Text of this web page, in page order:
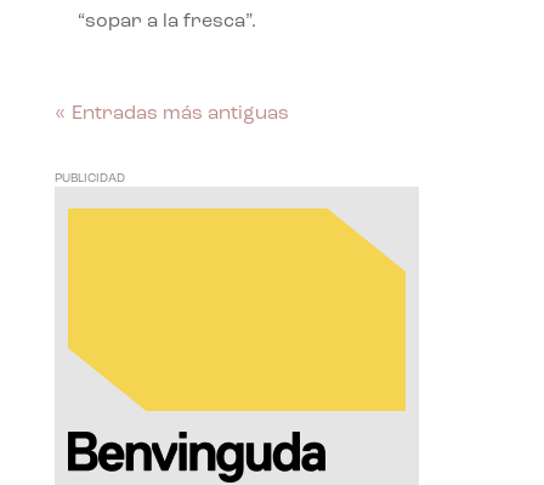
“sopar a la fresca”.
« Entradas más antiguas
PUBLICIDAD